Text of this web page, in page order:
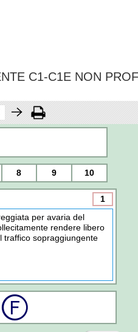
C1-C1E NON
8 9 10
1
per avaria del
rendere libero
traffico sopraggiungente